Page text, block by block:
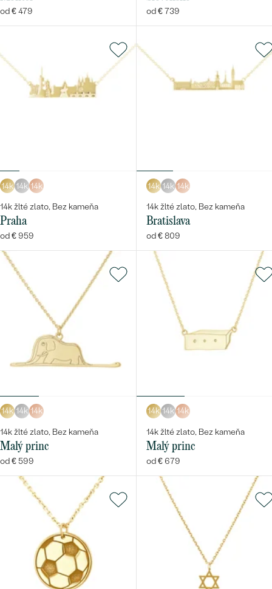
od € 479 od € 739
14k 14k 14k
14k žlté zlato, Bez kameňa
Praha
od € 959
14k 14k 14k
14k žlté zlato, Bez kameňa
Bratislava
od € 809
14k 14k 14k
14k žlté zlato, Bez kameňa
Malý princ
od € 599
14k 14k 14k
14k žlté zlato, Bez kameňa
Malý princ
od € 679